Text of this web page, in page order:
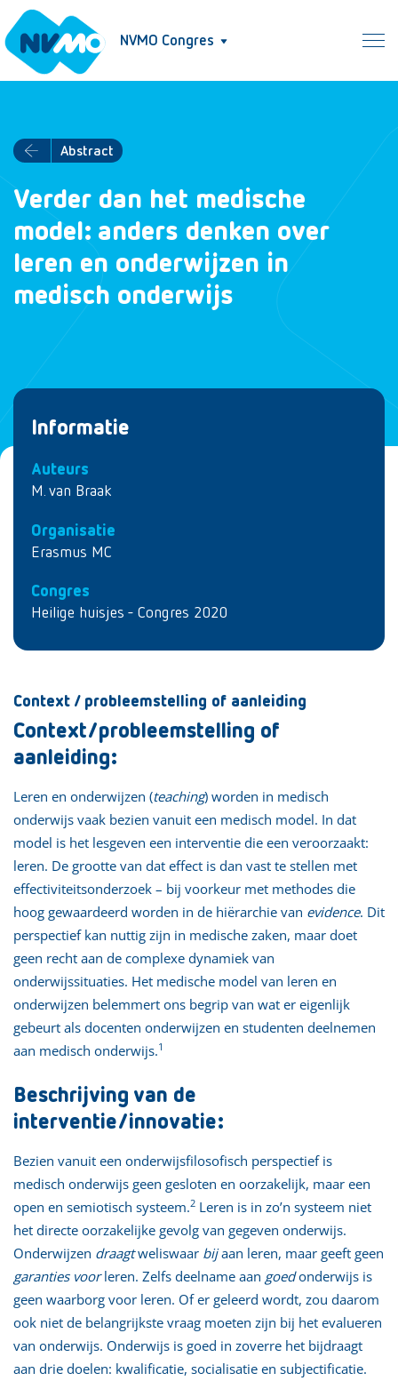
NVMO Congres
Abstract
Verder dan het medische
model: anders denken over
leren en onderwijzen in
medisch onderwijs
Informatie
Auteurs
M. van Braak
Organisatie
Erasmus MC
Congres
Heilige huisjes - Congres 2020
Context / probleemstelling of aanleiding
Context/probleemstelling of
aanleiding:
Leren en onderwijzen (teaching) worden in medisch
onderwijs vaak bezien vanuit een medisch model. In dat
model is het lesgeven een interventie die een veroorzaakt:
leren. De grootte van dat effect is dan vast te stellen met
effectiviteitsonderzoek – bij voorkeur met methodes die
hoog gewaardeerd worden in de hiërarchie van evidence. Dit
perspectief kan nuttig zijn in medische zaken, maar doet
geen recht aan de complexe dynamiek van
onderwijssituaties. Het medische model van leren en
onderwijzen belemmert ons begrip van wat er eigenlijk
gebeurt als docenten onderwijzen en studenten deelnemen
aan medisch onderwijs.1
Beschrijving van de
interventie/innovatie:
Bezien vanuit een onderwijsfilosofisch perspectief is
medisch onderwijs geen gesloten en oorzakelijk, maar een
open en semiotisch systeem.2 Leren is in zo’n systeem niet
het directe oorzakelijke gevolg van gegeven onderwijs.
Onderwijzen draagtweliswaar bijaan leren, maar geeft geen
garanties voorleren. Zelfs deelname aan goedonderwijs is
geen waarborg voor leren. Of er geleerd wordt, zou daarom
ook niet de belangrijkste vraag moeten zijn bij het evalueren
van onderwijs. Onderwijs is goed in zoverre het bijdraagt
aan drie doelen: kwalificatie, socialisatie en subjectificatie.